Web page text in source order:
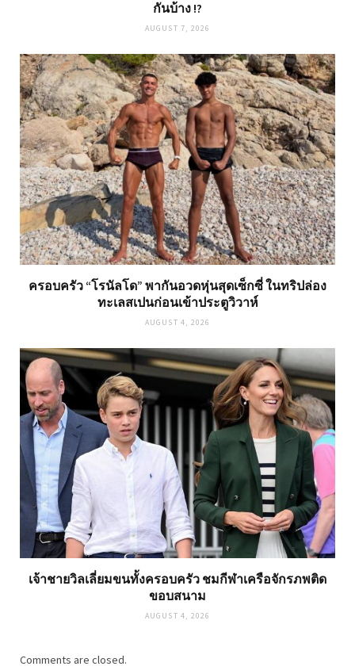
กันบ้าง !?
AUGUST 7, 2026
ครอบครัว “โรนัลโด” พากันอวดหุ่นสุดเซ็กซี่ ในทริปล่อง
ทะเลสเปนก่อนเข้าประตูวิวาห์
AUGUST 4, 2026
เจ้าชายวิลเลี่ยมขนทั้งครอบครัว ชมกีฬาเครือจักรภพติด
ขอบสนาม
AUGUST 4, 2026
Comments are closed.